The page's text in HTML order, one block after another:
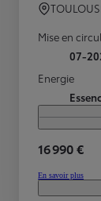
Mise en
07-
Energie
16 990 €
En savoir plus